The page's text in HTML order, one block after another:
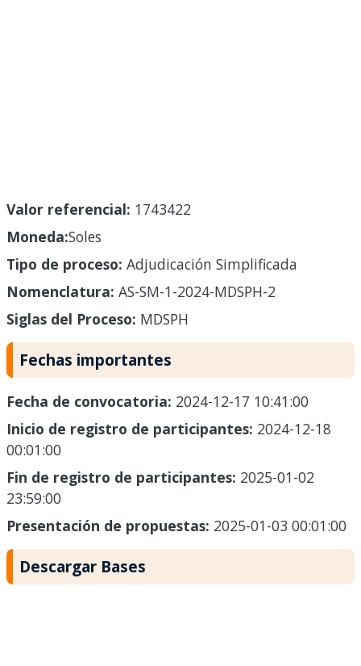
Valor referencial: 1743422
Moneda:Soles
Tipo de proceso: Adjudicación Simplificada
Nomenclatura: AS-SM-1-2024-MDSPH-2
Siglas del Proceso: MDSPH
Fechas importantes
Fecha de convocatoria: 2024-12-17 10:41:00
Inicio de registro de participantes: 2024-12-18
00:01:00
Fin de registro de participantes: 2025-01-02
23:59:00
Presentación de propuestas: 2025-01-03 00:01:00
Descargar Bases